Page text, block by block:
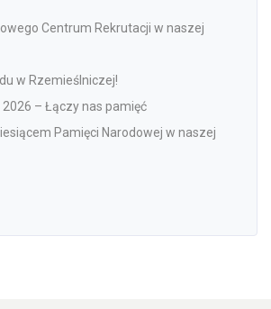
Centrum Rekrutacji w naszej
w Rzemieślniczej!
– Łączy nas pamięć
Pamięci Narodowej w naszej